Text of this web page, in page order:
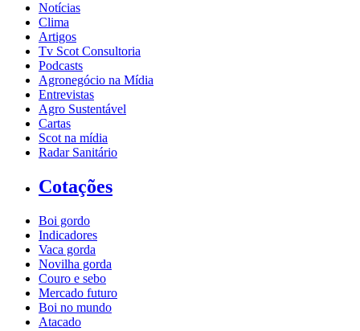
Notícias
Clima
Artigos
Tv Scot Consultoria
Podcasts
Agronegócio na Mídia
Entrevistas
Agro Sustentável
Cartas
Scot na mídia
Radar Sanitário
Cotações
Boi gordo
Indicadores
Vaca gorda
Novilha gorda
Couro e sebo
Mercado futuro
Boi no mundo
Atacado